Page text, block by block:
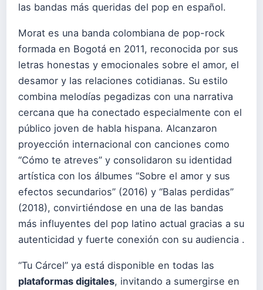
las bandas más queridas del pop en español.
Morat es una banda colombiana de pop-rock
formada en Bogotá en 2011, reconocida por sus
letras honestas y emocionales sobre el amor, el
desamor y las relaciones cotidianas. Su estilo
combina melodías pegadizas con una narrativa
cercana que ha conectado especialmente con el
público joven de habla hispana. Alcanzaron
proyección internacional con canciones como
“Cómo te atreves” y consolidaron su identidad
artística con los álbumes “Sobre el amor y sus
efectos secundarios” (2016) y “Balas perdidas”
(2018), convirtiéndose en una de las bandas
más influyentes del pop latino actual gracias a su
autenticidad y fuerte conexión con su audiencia .
“Tu Cárcel” ya está disponible en todas las
plataformas digitales, invitando a sumergirse en